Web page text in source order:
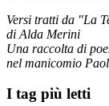
Versi tratti da "La
di Alda Merini
Una raccolta di
nel manicomio
I tag più letti